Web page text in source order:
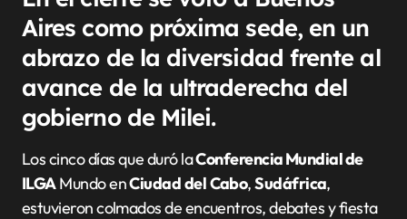
Aires como próxima sede, en un
abrazo de la diversidad frente al
avance de la ultraderecha del
gobierno de Milei.
Los cinco días que duró laConferencia Mundial de
ILGAMundo enCiudaddelCabo,Sudáfrica,
estuvieron colmados de encuentros, debates y fiesta